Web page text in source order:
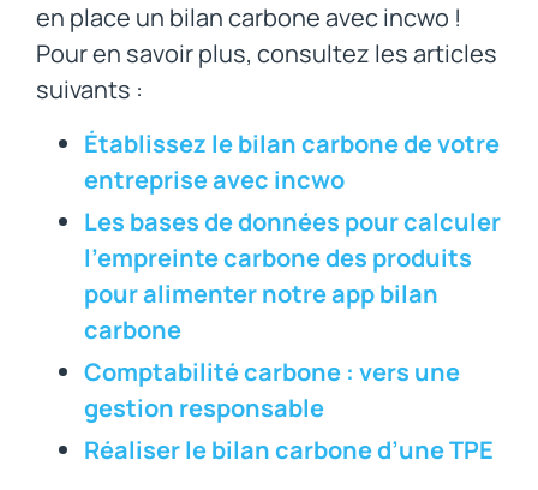
en place un bilan carbone avec incwo !
Pour en savoir plus, consultez les articles
suivants :
Établissez le bilan carbone de votre
entreprise avec incwo
Les bases de données pour calculer
l’empreinte carbone des produits
pour alimenter notre app bilan
carbone
Comptabilité carbone : vers une
gestion responsable
Réaliser le bilan carbone d’une TPE